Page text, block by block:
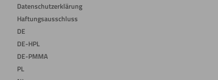
Datenschutzerklärung
Haftungsausschluss
DE
DE-HPL
DE-PMMA
PL